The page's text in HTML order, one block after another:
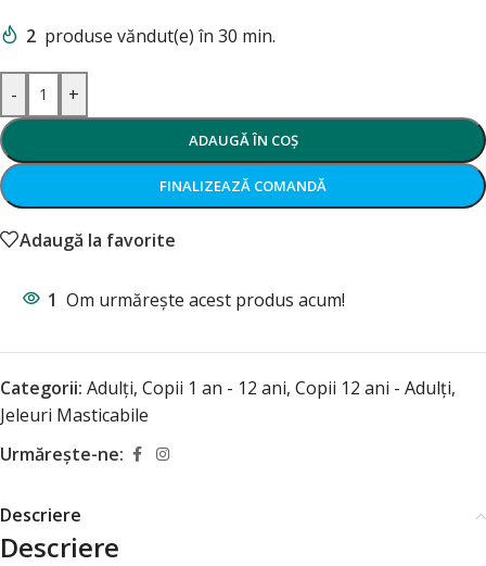
2 produse văndut(e) în 30 min.
- +
ADAUGĂ ÎN COȘ
FINALIZEAZĂ COMANDĂ
Adaugă la favorite
1 Om urmărește acest produs acum!
Categorii: Adulți, Copii 1 an - 12 ani, Copii 12 ani - Adulți,
Jeleuri Masticabile
Urmărește-ne:
Descriere
Descriere